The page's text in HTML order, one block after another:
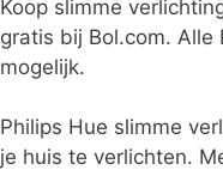
Koop slimme
gratis bij Bol.com. Alle
mogelijk.
Philips Hue slimme
je huis te verlichten.